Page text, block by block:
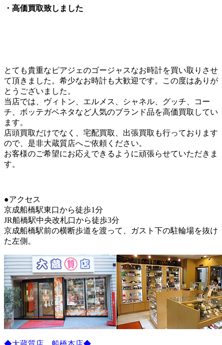
・高価買取致しました
とても貴重なピアジェのゴージャスなお時計を買い取りさせ
て頂きました。希少なお時計も大歓迎です。この度はありが
とうございました。
当店では、ヴィトン、エルメス、シャネル、グッチ、コー
チ、ボッテガベネタなど人気のブランド品を高価買取してい
ます。
店頭買取だけでなく、宅配買取、出張買取も行っております
ので、是非大蔵質店へご依頼ください。
お客様のご希望にお応えできるように頑張らせていただきま
す。
●アクセス
京成船橋駅東口から徒歩1分
JR船橋駅中央改札口から徒歩3分
京成船橋駅前の横断歩道を渡って、ガスト下の駐輪場を抜け
た左側。